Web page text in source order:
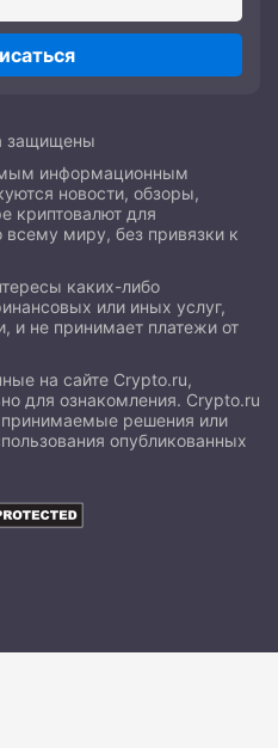
защищены
информационным
новости, обзоры,
криптовалют для
всему миру, без привязки к
каких-либо
или иных услуг,
и не принимает платежи от
на сайте Crypto.ru,
для ознакомления. Crypto.ru
принимаемые решения или
опубликованных